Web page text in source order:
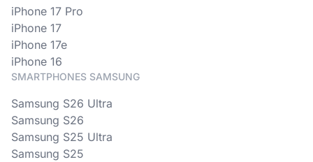
iPhone 17 Pro
iPhone 17
iPhone 17e
iPhone 16
SMARTPHONES SAMSUNG
Samsung S26 Ultra
Samsung S26
Samsung S25 Ultra
Samsung S25